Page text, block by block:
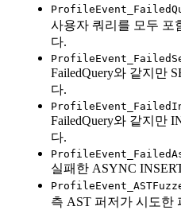
사용자 쿼리를 모두 포
다.
FailedQuery와 같지만
다.
FailedQuery와 같지만
다.
실패한 ASYNC
측 AST 퍼저가 시도한